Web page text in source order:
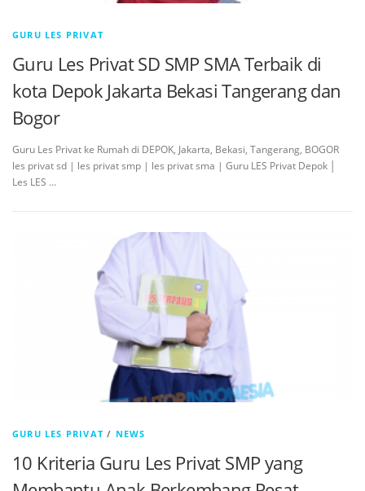
GURU LES PRIVAT
Guru Les Privat SD SMP SMA Terbaik di
kota Depok Jakarta Bekasi Tangerang dan
Bogor
Guru Les Privat ke Rumah di DEPOK, Jakarta, Bekasi, Tangerang, BOGOR
les privat sd | les privat smp | les privat sma | Guru LES Privat Depok │
Les LES …
GURU LES PRIVAT / NEWS
10 Kriteria Guru Les Privat SMP yang